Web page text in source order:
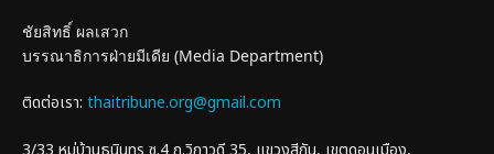
ชัยสิทธิ์ ผลเสวก
บรรณาธิการฝ่ายมีเดีย (Media Department)
ติดต่อเรา: thaitribune.org@gmail.com